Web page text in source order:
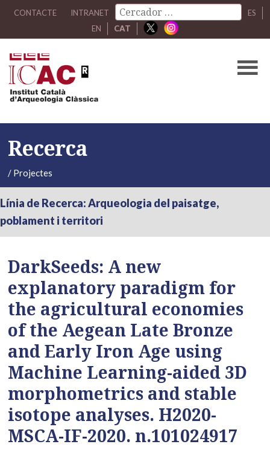
CONTACTE INTRANET
ES
EN
CAT
Recerca
/ Projectes
Línia de Recerca: Arqueologia del paisatge,
poblament i territori
DarkSeeds: A new
explanatory paradigm for
the agricultural economies
of the Aegean Late Bronze
and Early Iron Age using
Machine Learning-aided 3D
morphometrics and stable
isotope analyses. H2020-
MSCA-IF-2020. n.101024917